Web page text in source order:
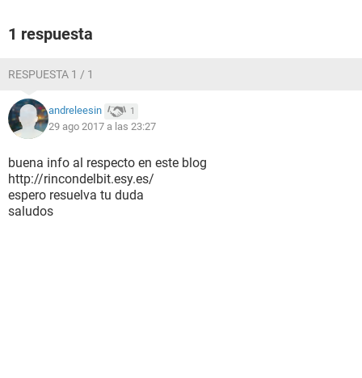
1 respuesta
RESPUESTA 1 / 1
andreleesin 1
29 ago 2017 a las 23:27
buena info al respecto en este blog
http://rincondelbit.esy.es/
espero resuelva tu duda
saludos